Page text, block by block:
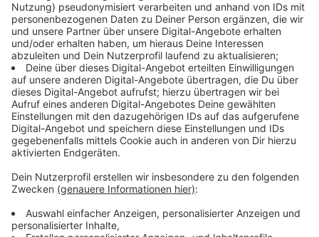
Straßen- und Wegegesetzes NRW wird die Nutzung
der Plattform ab dem 1. Januar 2027 verpflichtend.
Das Ziel: Konflikte zwischen Baustellen vermeiden und
verlässliche Informationen für Verkehrsteilnehmende
bereitstellen.
Anzeige
Frühzeitige Abstimmung reduziert Staus
Anzeige
Das digitale System gleicht eingetragene Baustellen